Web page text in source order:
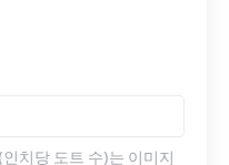
치당 도트 수)는 이미지